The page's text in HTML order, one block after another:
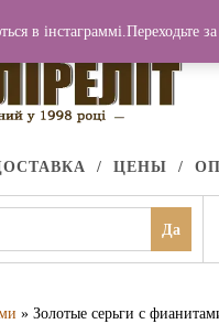
ЦЕНЫ
Да
» Золотые серьги с
в інстаграммі.Переходьте